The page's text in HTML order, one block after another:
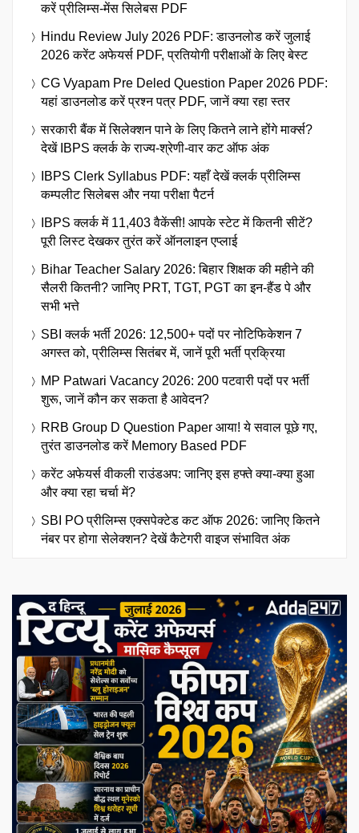
करें प्रीलिम्स-मेंस सिलेबस PDF
Hindu Review July 2026 PDF: डाउनलोड करें जुलाई
2026 करेंट अफेयर्स PDF, प्रतियोगी परीक्षाओं के लिए बेस्ट
CG Vyapam Pre Deled Question Paper 2026 PDF:
यहां डाउनलोड करें प्रश्न पत्र PDF, जानें क्या रहा स्तर
सरकारी बैंक में सिलेक्शन पाने के लिए कितने लाने होंगे मार्क्स?
देखें IBPS क्लर्क के राज्य-श्रेणी-वार कट ऑफ अंक
IBPS Clerk Syllabus PDF: यहाँ देखें क्लर्क प्रीलिम्स
कम्पलीट सिलेबस और नया परीक्षा पैटर्न
IBPS क्लर्क में 11,403 वैकेंसी! आपके स्टेट में कितनी सीटें?
पूरी लिस्ट देखकर तुरंत करें ऑनलाइन एप्लाई
Bihar Teacher Salary 2026: बिहार शिक्षक की महीने की
सैलरी कितनी? जानिए PRT, TGT, PGT का इन-हैंड पे और
सभी भत्ते
SBI क्लर्क भर्ती 2026: 12,500+ पदों पर नोटिफिकेशन 7
अगस्त को, प्रीलिम्स सितंबर में, जानें पूरी भर्ती प्रक्रिया
MP Patwari Vacancy 2026: 200 पटवारी पदों पर भर्ती
शुरू, जानें कौन कर सकता है आवेदन?
RRB Group D Question Paper आया! ये सवाल पूछे गए,
तुरंत डाउनलोड करें Memory Based PDF
करेंट अफेयर्स वीकली राउंडअप: जानिए इस हफ्ते क्या-क्या हुआ
और क्या रहा चर्चा में?
SBI PO प्रीलिम्स एक्सपेक्टेड कट ऑफ 2026: जानिए कितने
नंबर पर होगा सेलेक्शन? देखें कैटेगरी वाइज संभावित अंक